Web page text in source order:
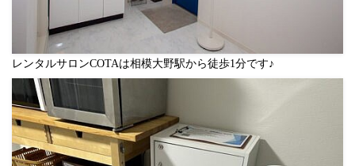
レンタルサロンCOTAは相模大野駅から徒歩1分です♪